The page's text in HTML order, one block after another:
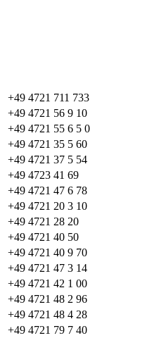
+49 4721 711 733
+49 4721 56 9 10
+49 4721 55 6 5 0
+49 4721 35 5 60
+49 4721 37 5 54
+49 4723 41 69
+49 4721 47 6 78
+49 4721 20 3 10
+49 4721 28 20
+49 4721 40 50
+49 4721 40 9 70
+49 4721 47 3 14
+49 4721 42 1 00
+49 4721 48 2 96
+49 4721 48 4 28
+49 4721 79 7 40